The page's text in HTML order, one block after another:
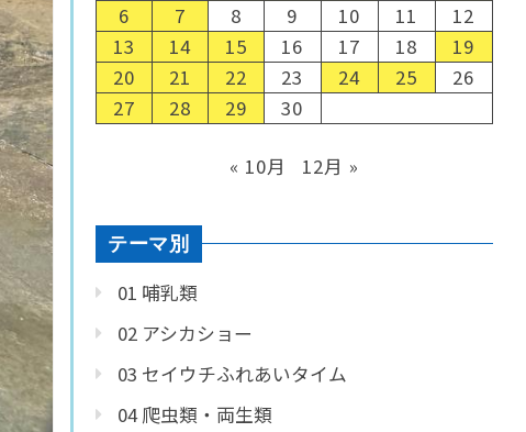
6
7 8 9 10 11
12
13
14 15 16 17 18
19
20
21 22 23 24 25
26
27
28 29 30
« 10月 12月 »
テーマ別
01 哺乳類
02 アシカショー
03 セイウチふれあいタイム
04 爬虫類・両生類